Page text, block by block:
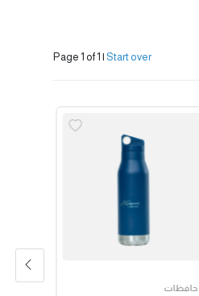
Page 1 of 1 | Start over
حافظات